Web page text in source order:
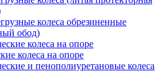
колеса обрезиненные
обод)
колеса на опоре